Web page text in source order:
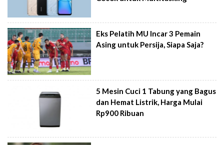
Eks Pelatih MU Incar 3 Pemain
Asing untuk Persija, Siapa Saja?
5 Mesin Cuci 1 Tabung yang Bagus
dan Hemat Listrik, Harga Mulai
Rp900 Ribuan